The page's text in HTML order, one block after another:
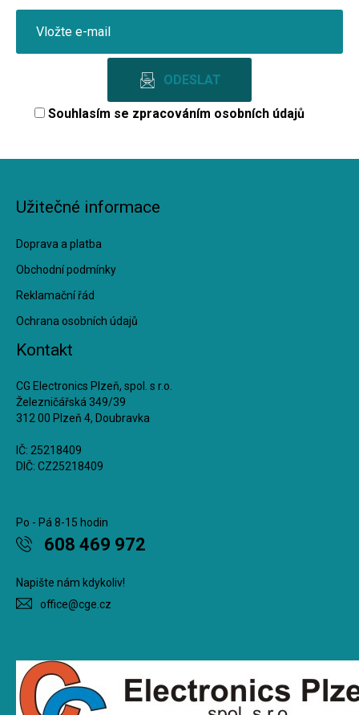
Souhlasím se zpracováním osobních údajů
Užitečné informace
Doprava a platba
Obchodní podmínky
Reklamační řád
Ochrana osobních údajů
Kontakt
CG Electronics Plzeň, spol. s r.o.
Železničářská 349/39
312 00 Plzeň 4, Doubravka
IČ: 25218409
DIČ: CZ25218409
Po - Pá 8-15 hodin
608 469 972
Napište nám kdykoliv!
office@cge.cz